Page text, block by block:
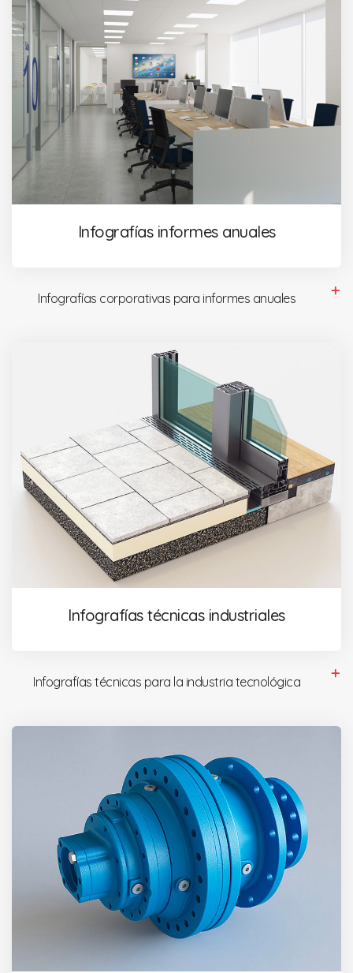
Infografías informes anuales
Infografías corporativas para informes anuales
Infografías técnicas industriales
Infografías técnicas para la industria tecnológica